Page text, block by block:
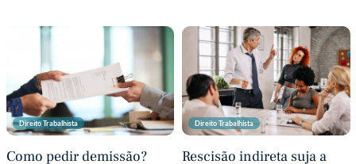
Direito Trabalhista
Como pedir demissão?
Direito Trabalhista
Rescisão indireta suja a